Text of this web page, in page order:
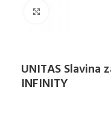
UNITAS Slavina
INFINITY